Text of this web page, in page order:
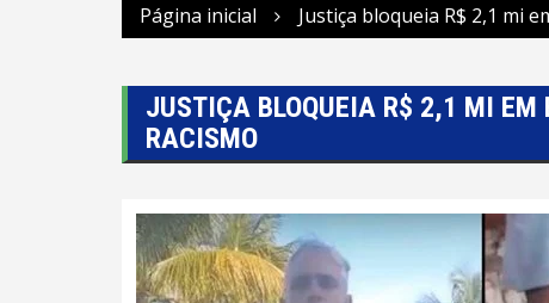
Página inicial Justiça bloqueia R$ 2,1 mi
JUSTIÇA BLOQUEIA R$ 2,1 MI EM
RACISMO